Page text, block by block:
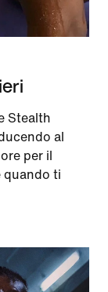
Stealth
al
per il
quando ti